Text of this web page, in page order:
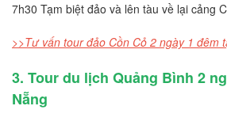
7h30 Tạm biệt đảo và lên tàu về lại cảng
>>Tư vấn tour đảo Cồn Cỏ 2 ngày 1 đêm
3. Tour du lịch Quảng Bình 2
Nẵng